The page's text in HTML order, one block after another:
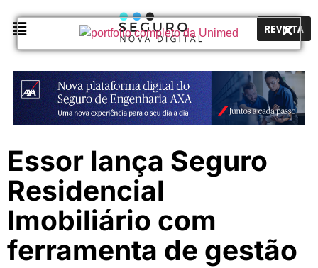
REVISTA
Essor lança Seguro
Residencial
Imobiliário com
ferramenta de gestão